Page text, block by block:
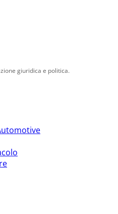
giuridica e politica.